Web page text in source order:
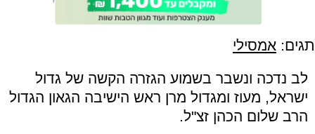
תגים: אמסילי
לב נדכה ונשבר בשמוע הגזרה הקשה של גדול
ישראל, מעוז ומגדול מרן ראש הישיבה הגאון הגדול
הרב שלום הכהן זצ"ל.